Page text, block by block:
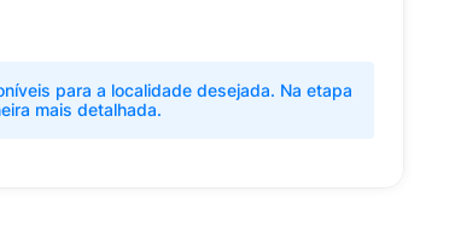
para a localidade desejada. Na etapa
mais detalhada.